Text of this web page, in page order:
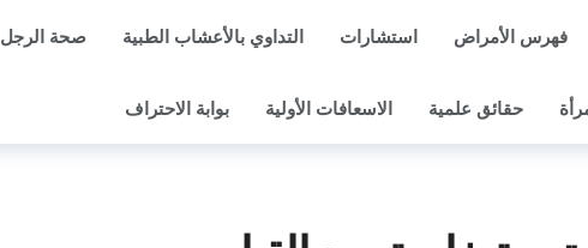
فهرس الأمراض استشارات التداوي بالأعشاب الطبية صحة الرجل
حقائق علمية الاسعافات الأولية بوابة الاحتراف